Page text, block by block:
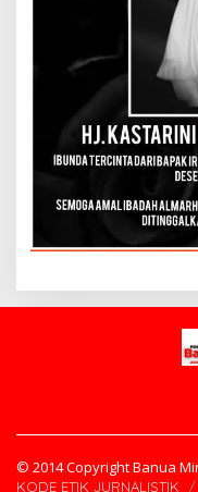
© 2014 Copyright Banua
KODE ETIK JURNALISTIK